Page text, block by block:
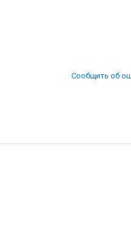
Сообщить об